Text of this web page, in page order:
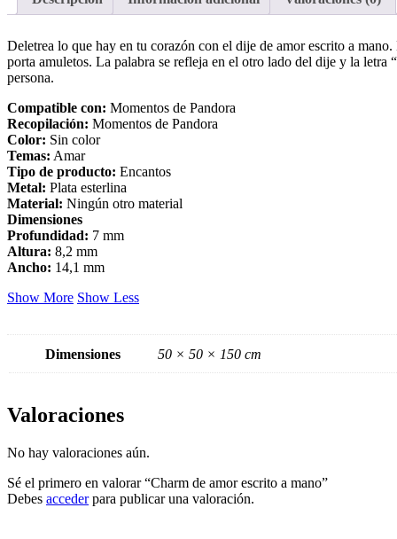
Deletrea lo que hay en tu corazón con el dije de amor escrito a
porta amuletos. La palabra se refleja en el otro lado del dije y la
persona.
Compatible con: Momentos de Pandora
Recopilación: Momentos de Pandora
Color: Sin color
Temas: Amar
Tipo de producto: Encantos
Metal: Plata esterlina
Material: Ningún otro material
Dimensiones
Profundidad: 7 mm
Altura: 8,2 mm
Ancho: 14,1 mm
Show More Show Less
Dimensiones 50 × 50 × 150 cm
Valoraciones
No hay valoraciones aún.
Sé el primero en valorar “Charm de amor escrito a mano”
Debes accederpara publicar una valoración.